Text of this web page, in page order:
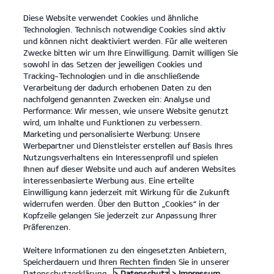
open
menu
KONTAKT
REIFENLABELINFORMATION
INFOS ZU REIFENLABELN
Klare Informationen für bessere
Kaufentscheidungen.
Reifentypen vergleichen? Das geht ganz einfach: Die
Symbole des Reifenlabels helfen dir dabei.
Diese Website verwendet Cookies und ähnliche
Technologien. Technisch notwendige Cookies sind aktiv
und können nicht deaktiviert werden. Für alle weiteren
Zwecke bitten wir um Ihre Einwilligung. Damit willigen Sie
sowohl in das Setzen der jeweiligen Cookies und
Tracking-Technologien und in die anschließende
Verarbeitung der dadurch erhobenen Daten zu den
nachfolgend genannten Zwecken ein: Analyse und
Performance: Wir messen, wie unsere Website genutzt
wird, um Inhalte und Funktionen zu verbessern.
Marketing und personalisierte Werbung: Unsere
Werbepartner und Dienstleister erstellen auf Basis Ihres
Nutzungsverhaltens ein Interessenprofil und spielen
Ihnen auf dieser Website und auch auf anderen Websites
interessenbasierte Werbung aus. Eine erteilte
Einwilligung kann jederzeit mit Wirkung für die Zukunft
widerrufen werden. Über den Button „Cookies“ in der
Kopfzeile gelangen Sie jederzeit zur Anpassung Ihrer
Präferenzen.
Weitere Informationen zu den eingesetzten Anbietern,
Speicherdauern und Ihren Rechten finden Sie in unserer